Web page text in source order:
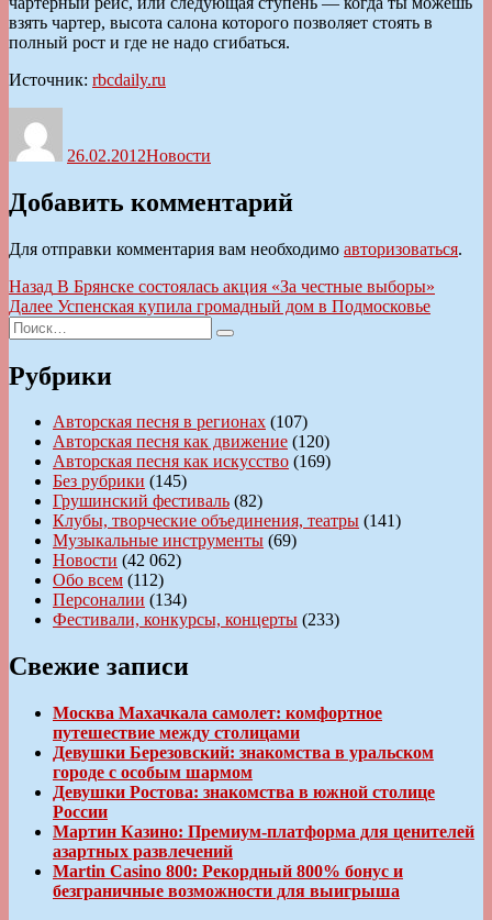
взять чартер, высота салона которого позволяет стоять в
полный рост и где не надо сгибаться.
Источник: rbcdaily.ru
26.02.2012Новости
Добавить комментарий
Для отправки комментария вам необходимо авторизоваться.
Навигация
по
записям
Назад Предыдущая
запись:
В Брянске состоялась акция «За честные выборы»
Далее Следующая
Успенская купила громадный дом в Подмосковье
Искать:
Поиск
Рубрики
Авторская песня в регионах (107)
Авторская песня как движение (120)
Авторская песня как искусство (169)
Без рубрики (145)
Грушинский фестиваль (82)
Клубы, творческие объединения, театры (141)
Музыкальные инструменты (69)
Новости (42 062)
Обо всем (112)
Персоналии (134)
Фестивали, конкурсы, концерты (233)
Свежие записи
Москва Махачкала самолет: комфортное
путешествие между столицами
Девушки Березовский: знакомства в уральском
городе с особым шармом
Девушки Ростова: знакомства в южной столице
России
Мартин Казино: Премиум-платформа для ценителей
азартных развлечений
Martin Casino 800: Рекордный 800% бонус и
безграничные возможности для выигрыша